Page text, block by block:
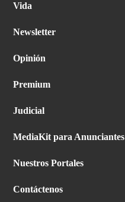
Vida
Newsletter
Opinión
Premium
Judicial
MediaKit para Anunciantes
Nuestros Portales
Contáctenos